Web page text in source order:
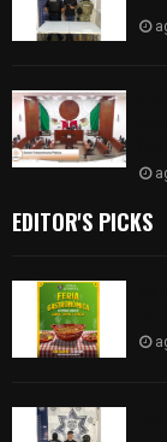
EDITOR'S PICKS